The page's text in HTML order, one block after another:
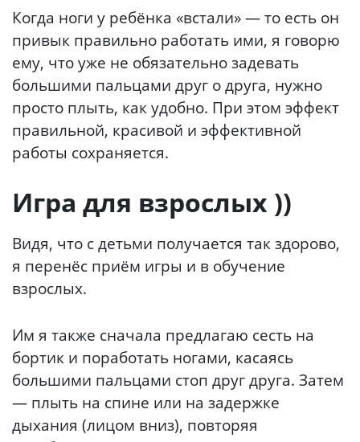
Когда ноги у ребёнка «встали» — то есть он
привык правильно работать ими, я говорю
ему, что уже не обязательно задевать
большими пальцами друг о друга, нужно
просто плыть, как удобно. При этом эффект
правильной, красивой и эффективной
работы сохраняется.
Игра для взрослых ))
Видя, что с детьми получается так здорово,
я перенёс приём игры и в обучение
взрослых.
Им я также сначала предлагаю сесть на
бортик и поработать ногами, касаясь
большими пальцами стоп друг друга. Затем
— плыть на спине или на задержке
дыхания (лицом вниз), повторяя